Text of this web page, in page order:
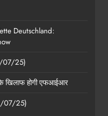
Deutschland:
07/25)
खिलाफ होगी एफआईआर
07/25)